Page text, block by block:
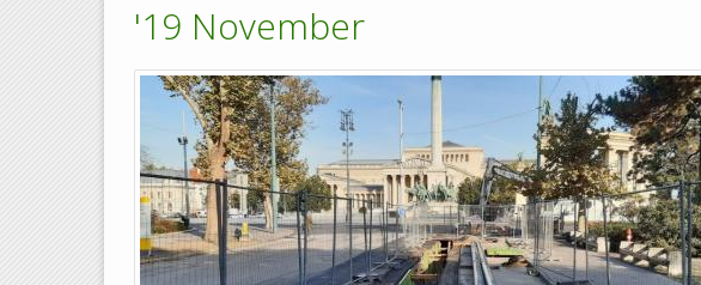
'19 November